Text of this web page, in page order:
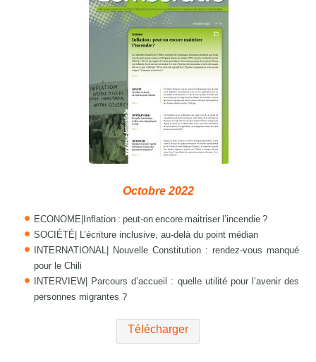
Octobre 2022
ECONOME|Inflation : peut-on encore maitriser l’incendie ?
SOCIÉTÉ| L’écriture inclusive, au-delà du point médian
INTERNATIONAL| Nouvelle Constitution : rendez-vous manqué
pour le Chili
INTERVIEW| Parcours d’accueil : quelle utilité pour l’avenir des
personnes migrantes ?
Télécharger